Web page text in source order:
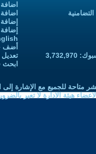
أضف
ابحث
متاحة للجميع مع الإشارة إلى
هيئة الادارة لا تعبر